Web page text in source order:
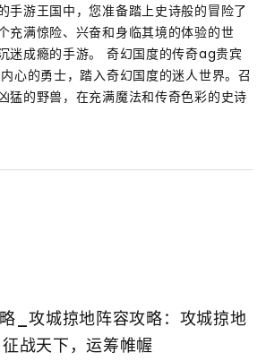
手游王国中，您准备踏上史诗般的冒险了
充满惊险、兴奋和身临其境的体验的世
迷成瘾的手游。 奇幻国度的传奇ag贵宾
心的勇士，踏入奇幻国度的迷人世界。召
猛的野兽，在充满魔法和传奇色彩的史诗
_攻城掠地阵容攻略：攻城掠地
战天下，运筹帷幄